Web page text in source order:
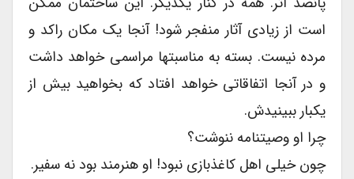
است از زیادی آثار منفجر شود! آنجا یک مکان راکد و
مرده نیست. بسته به مناسبتها مراسمی خواهد داشت
و در آنجا اتفاقاتی خواهد افتاد که بخواهید بیش از
یکبار ببینیدش.
چرا او وصیتنامه ننوشت؟
چون خیلی اهل کاغذبازی نبود! او هنرمند بود نه سفیر.